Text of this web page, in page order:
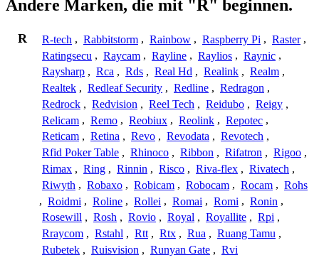
Andere Marken, die mit "R" beginnen.
R R-tech , Rabbitstorm , Rainbow , Raspberry Pi , Raster ,
Ratingsecu , Raycam , Rayline , Raylios , Raynic ,
Raysharp , Rca , Rds , Real Hd , Realink , Realm ,
Realtek , Redleaf Security , Redline , Redragon ,
Redrock , Redvision , Reel Tech , Reidubo , Reigy ,
Relicam , Remo , Reobiux , Reolink , Repotec ,
Reticam , Retina , Revo , Revodata , Revotech ,
Rfid Poker Table , Rhinoco , Ribbon , Rifatron , Rigoo ,
Rimax , Ring , Rinnin , Risco , Riva-flex , Rivatech ,
Riwyth , Robaxo , Robicam , Robocam , Rocam , Rohs
, Roidmi , Roline , Rollei , Romai , Romi , Ronin ,
Rosewill , Rosh , Rovio , Royal , Royallite , Rpi ,
Rraycom , Rstahl , Rtt , Rtx , Rua , Ruang Tamu ,
Rubetek , Ruisvision , Runyan Gate , Rvi